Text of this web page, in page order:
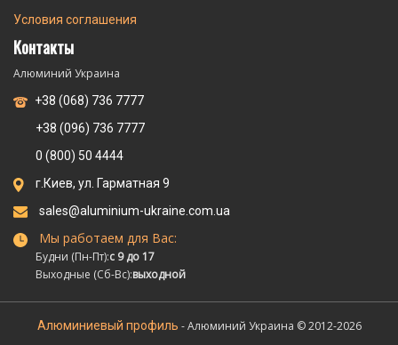
Условия соглашения
Контакты
Алюминий Украина
+38 (068) 736 7777
+38 (096) 736 7777
0 (800) 50 4444
г.Киев, ул. Гарматная 9
sales@aluminium-ukraine.com.ua
Мы работаем для Вас:
Будни (Пн-Пт):с 9 до 17
Выходные (Сб-Вс):выходной
Алюминиевый профиль - Алюминий Украина © 2012-2026